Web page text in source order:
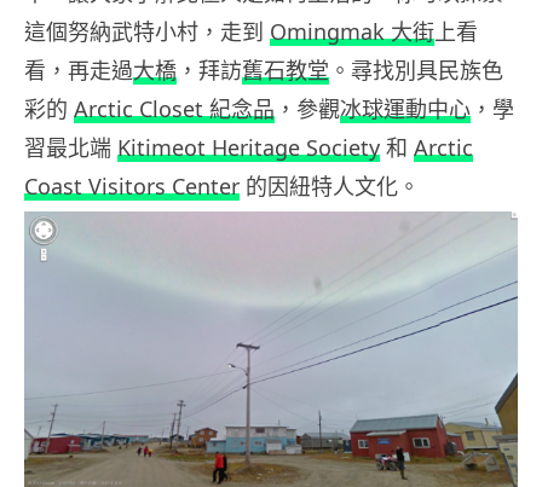
這個努納武特小村，走到 Omingmak 大街上看
看，再走過大橋 ，拜訪舊石教堂 。尋找別具民族色
彩的 Arctic Closet 紀念品 ，參觀冰球運動中心 ，學
習最北端 Kitimeot Heritage Society 和 Arctic
Coast Visitors Center 的因紐特人文化。